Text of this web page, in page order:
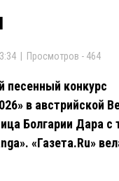
| Просмотров - 464
конкурс
в австрийской
Болгарии Дара с
«Газета.Ru»